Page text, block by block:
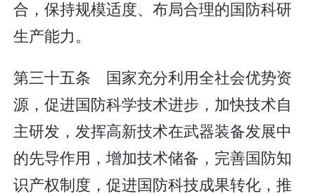
合，保持规模适度、布局合理的国防科研
生产能力。
第三十五条 国家充分利用全社会优势资
源，促进国防科学技术进步，加快技术自
主研发，发挥高新技术在武器装备发展中
的先导作用，增加技术储备，完善国防知
识产权制度，促进国防科技成果转化，推